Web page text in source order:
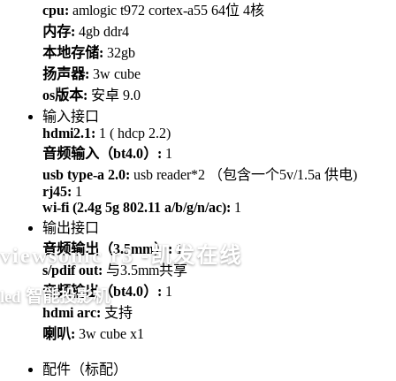
viewsonic r3 -凯发在线
led 智能投影机
cpu: amlogic t972 cortex-a55 64位 4核
内存: 4gb ddr4
本地存储: 32gb
扬声器: 3w cube
os版本: 安卓 9.0
输入接口
hdmi2.1: 1 ( hdcp 2.2)
音频输入（bt4.0）: 1
usb type-a 2.0: usb reader*2 （包含一个5v/1.5a 供电)
rj45: 1
wi-fi (2.4g 5g 802.11 a/b/g/n/ac): 1
输出接口
音频输出（3.5mm）:1
s/pdif out: 与3.5mm共享
音频输出（bt4.0）: 1
hdmi arc: 支持
喇叭: 3w cube x1
配件（标配）